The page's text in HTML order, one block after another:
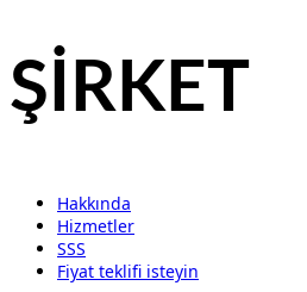
ŞİRKET
Hakkında
Hizmetler
SSS
Fiyat teklifi isteyin